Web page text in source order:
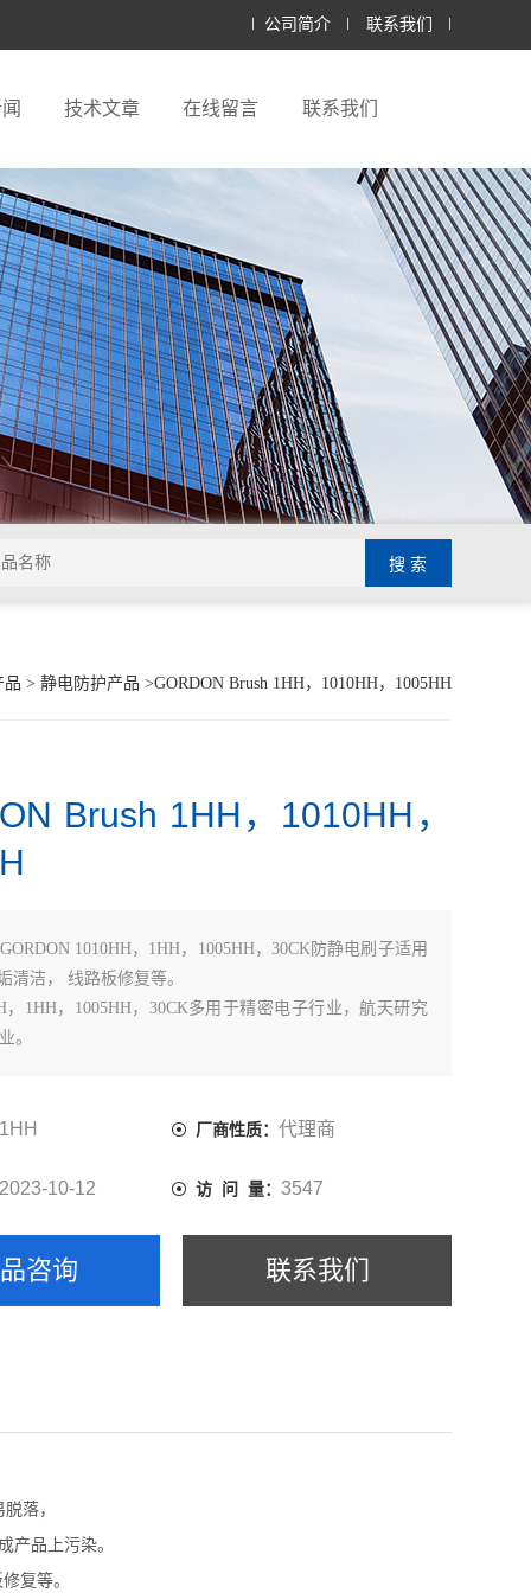
公司简介 联系我们
技术文章 在线留言 联系我们
品 > 静电防护产品 >GORDON Brush 1HH，1010HH，1005HH
Brush 1HH，1010HH，
GORDON 1010HH，1HH，1005HH，30CK防静电刷子适用
清洁， 线路板修复等。
，1HH，1005HH，30CK多用于精密电子行业，航天研究
。
1HH 厂商性质： 代理商
2023-10-12 访 问 量： 3547
咨询 联系我们
落，
产品上污染。
复等。